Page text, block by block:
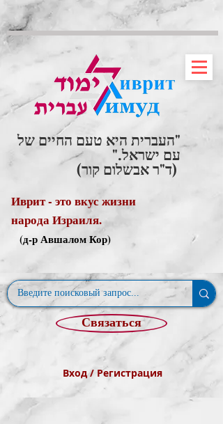
"העברית היא טעם החיים של
עם ישראל."
(ד"ר אבשלום קור)
Иврит - это вкус жизни
народа Израиля.
(д-р Авшалом Кор)
Связаться
Вход / Регистрация